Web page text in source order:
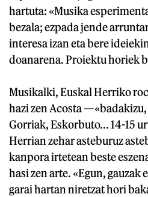
hartuta: «Musika
bezala; ezpada jende
interesa izan eta bere
doanarena. Proiektu horiek
Musikalki, Euskal Herriko
hazi zen Acosta
Gorriak, Eskorbuto... 14-15
Herrian zehar asteburuz
kanpora irtetean beste
hasi zen arte. «Egun,
garai hartan niretzat hori